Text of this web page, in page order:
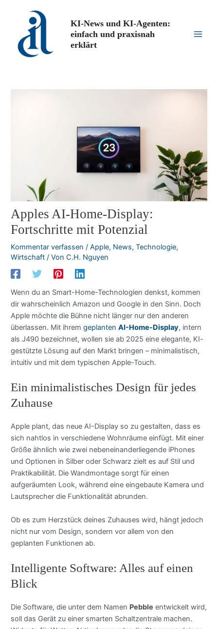
springen
KI-News und KI-Agenten:
einfach und praxisnah
erklärt
Apples AI-Home-Display:
Fortschritte mit Potenzial
Kommentar verfassen /Apple, News,Technologie,
Wirtschaft / VonC.H. Nguyen
Wenn du an Smart-Home-Technologien denkst, kommen
dir wahrscheinlich Amazon und Google in den Sinn. Doch
Apple möchte die Bühne nicht länger nur den anderen
überlassen. Mit ihremgeplantenAI-Home-Display, intern
als J490 bezeichnet, wollen sie ab 2025 eine elegante, KI-
gestützte Lösung auf den Markt bringen – minimalistisch,
intuitiv und mit dem typischen Apple-Touch.
Ein minimalistisches Design für jedes
Zuhause
Apple plant, das neue AI-Display so zu gestalten, dass es
sich nahtlos in verschiedene Wohnräume einfügt. Mit einer
Größe ähnlich wie zwei nebeneinanderliegende iPhones
und Optionen in Silber oder Schwarz zielt es auf Stil und
Praktikabilität. Die Wandmontage sorgt für einen
aufgeräumten Look, während eine eingebaute Kamera und
Lautsprecher die Funktionalität abrunden.
Ob es zum Herzstück deines Zuhauses wird, hängt jedoch
nicht nur vom Design, sondern vor allem von den
geplanten Funktionen ab.
Intelligente Software: Alles auf einen
Blick
Die Software, die unter dem Namen Pebble entwickelt wird,
soll das Gerät zu einer smarten Schaltzentrale machen.